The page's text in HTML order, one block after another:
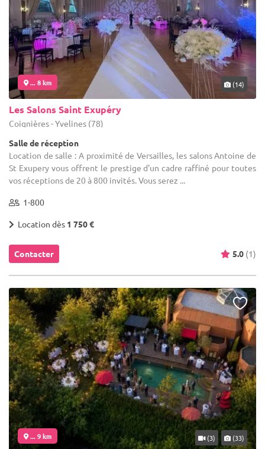
... 8 km (14)
Les Salons Saint Exupéry
Coignières - Yvelines (78)
Salle de réception
Location de salle : A proximité de Versailles, les salons Antoine de
St Exupery vous offrent le prestige d'un cadre raffiné pour toutes
vos réceptions de 20 à 800 invités. Vous serez ...
1-800
Location dès 1 750 €
Contacter 5.0 (1)
... 9 km (3) (33)